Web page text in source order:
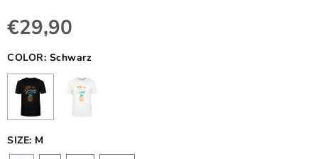
€29,90
COLOR: Schwarz
SIZE: M